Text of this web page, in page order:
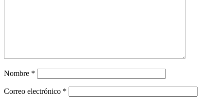
Nombre *
Correo electrónico *